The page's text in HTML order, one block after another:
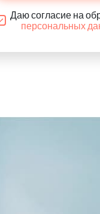
Даю согласие на
персональных